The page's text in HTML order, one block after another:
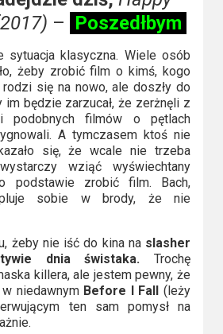
– Poszedłbym
sytuacja klasyczna. Wiele osób
żeby zrobić film o kimś, kogo
się na nowo, ale doszły do
im będzie zarzucał, że zerżnęli z
podobnych filmów o pętlach
A tymczasem ktoś nie
się, że wcale nie trzeba
wziąć wyświechtany
podstawie zrobić film. Bach,
sobie w brody, że nie
żeby nie iść do kina na slasher
dnia świstaka. Trochę
killera, ale jestem pewny, że
niedawnym Before I Fall (leży
ten sam pomysł na